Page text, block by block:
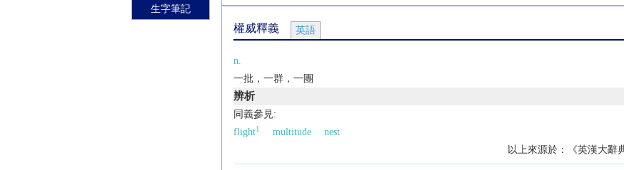
生字筆記
權威釋義 英語
n.
一批，一群，一團
辨析
同義參見:
flight1 multitude
nest
以上來源於：《英漢大辭